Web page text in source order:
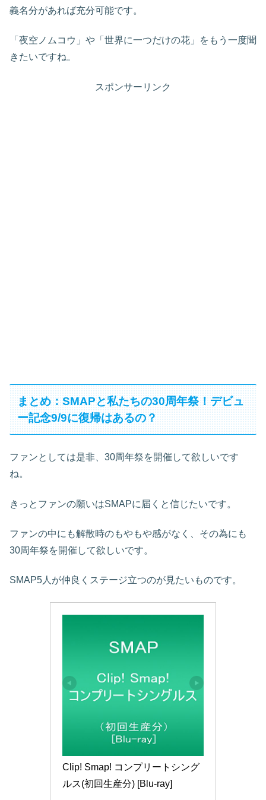
義名分があれば充分可能です。
「夜空ノムコウ」や「世界に一つだけの花」をもう一度聞
きたいですね。
スポンサーリンク
まとめ：SMAPと私たちの30周年祭！デビュ
ー記念9/9に復帰はあるの？
ファンとしては是非、30周年祭を開催して欲しいです
ね。
きっとファンの願いはSMAPに届くと信じたいです。
ファンの中にも解散時のもやもや感がなく、その為にも
30周年祭を開催して欲しいです。
SMAP5人が仲良くステージ立つのが見たいものです。
Clip! Smap! コンプリートシング
ルス(初回生産分) [Blu-ray]